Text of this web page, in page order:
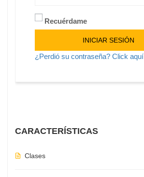
Recuérdame
INICIAR SESIÓN
¿Perdió su contraseña? Click aquí
CARACTERÍSTICAS
Clases